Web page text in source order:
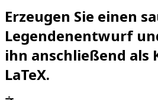
Erzeugen Sie einen
Legendenentwurf
ihn anschließend als
LaTeX.